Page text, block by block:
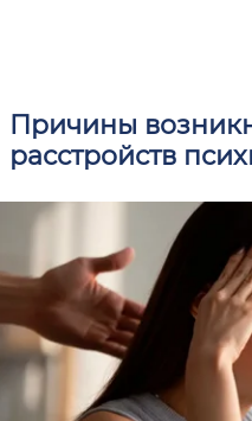
Причины
расстройств